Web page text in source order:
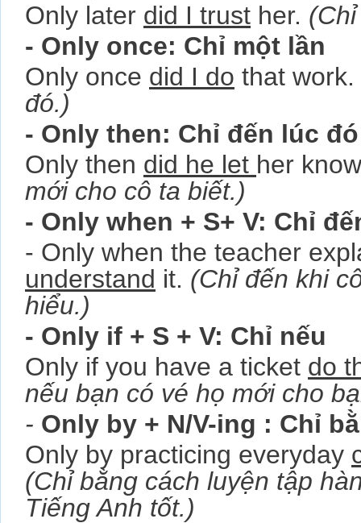
Only later did I trust her.
- Only once: Chỉ một lần
Only once did I do that work.
đó.)
- Only then: Chỉ đến lúc đó
Only then did he let her
mới cho cô ta biết.)
- Only when + S+ V: Chỉ
- Only when the teacher
understand it. (Chỉ đến khi
hiểu.)
- Only if + S + V: Chỉ nếu
Only if you have a ticket do
nếu bạn có vé họ mới cho
- Only by + N/V-ing : Chỉ
Only by practicing everyday
(Chỉ bằng cách luyện tập
Tiếng Anh tốt.)